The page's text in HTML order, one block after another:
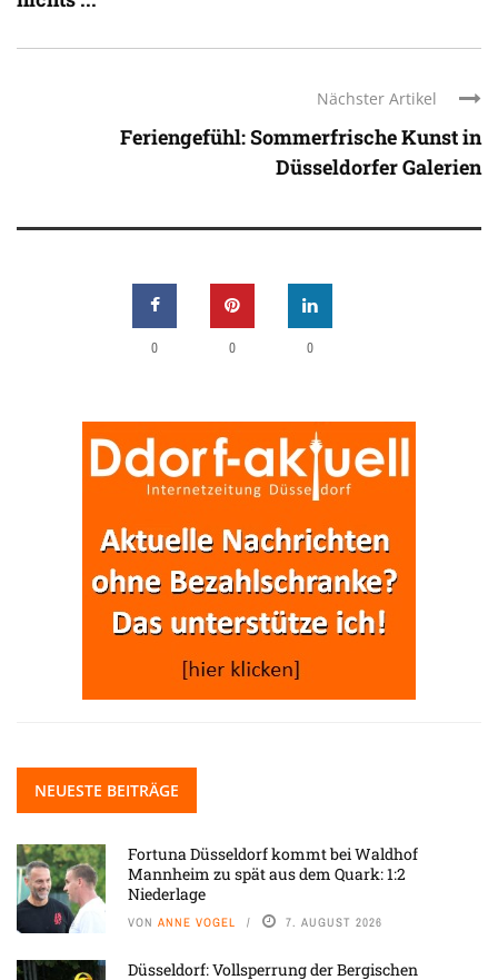
Nächster Artikel
Feriengefühl: Sommerfrische Kunst in
Düsseldorfer Galerien
0 0 0
NEUESTE BEITRÄGE
Fortuna Düsseldorf kommt bei Waldhof
Mannheim zu spät aus dem Quark: 1:2
Niederlage
VON ANNE VOGEL 7. AUGUST 2026
Düsseldorf: Vollsperrung der Bergischen